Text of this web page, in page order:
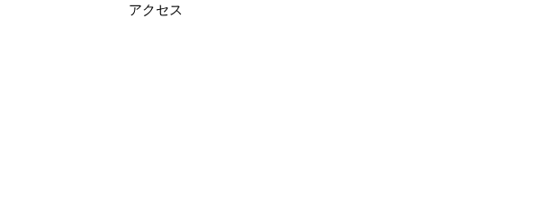
アクセス